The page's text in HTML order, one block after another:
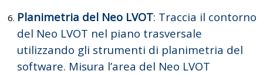
Planimetria del Neo LVOT: Traccia il contorno
del Neo LVOT nel piano trasversale
utilizzando gli strumenti di planimetria del
software. Misura l’area del Neo LVOT